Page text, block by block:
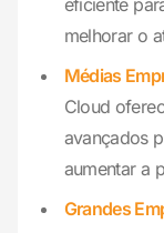
eficiente
melhorar o
Médias
Cloud
avançados
aumentar a
Grandes